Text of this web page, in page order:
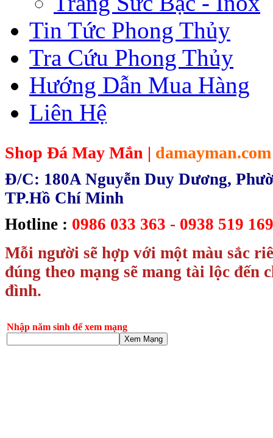
Tin Tức Phong Thủy
Tra Cứu Phong Thủy
Hướng Dẫn Mua Hàng
Liên Hệ
Shop Đá May Mắn | damayman.com
Đ/C: 180A Nguyễn Duy Dương,
TP.Hồ Chí Minh
Hotline : 0986 033 363 - 0938 519
Mỗi người sẽ hợp với một màu sắc
đúng theo mạng sẽ mang tài lộc đến
đình.
Nhập năm sinh để xem mạng
Xem Mạng